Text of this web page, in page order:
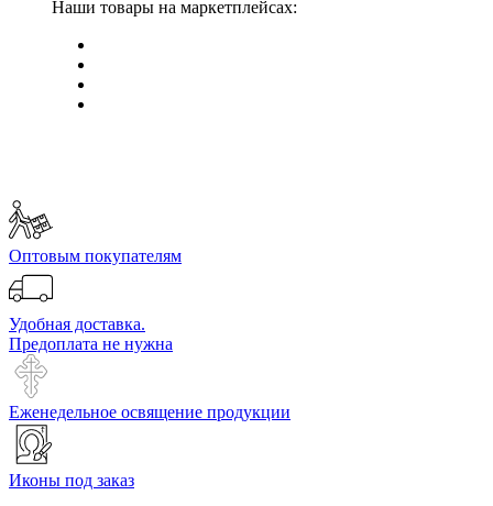
Наши товары на маркетплейсах:
Оптовым покупателям
Удобная доставка.
Предоплата не нужна
Еженедельное освящение продукции
Иконы под заказ